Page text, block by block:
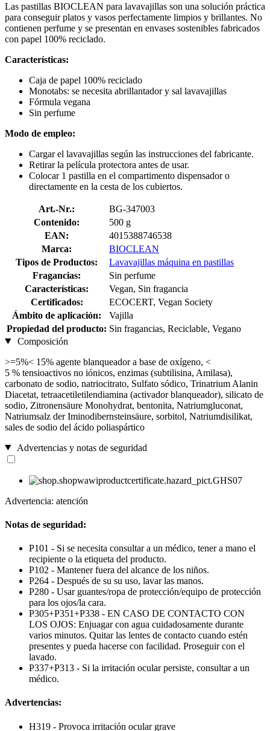
Las pastillas BIOCLEAN para lavavajillas son una solución práctica
para conseguir platos y vasos perfectamente limpios y brillantes. No
contienen perfume y se presentan en envases sostenibles fabricados
con papel 100% reciclado.
Características:
Caja de papel 100% reciclado
Monotabs: se necesita abrillantador y sal lavavajillas
Fórmula vegana
Sin perfume
Modo de empleo:
Cargar el lavavajillas según las instrucciones del fabricante.
Retirar la película protectora antes de usar.
Colocar 1 pastilla en el compartimento dispensador o
directamente en la cesta de los cubiertos.
Art.-Nr.:
BG-347003
Contenido:
500 g
EAN:
4015388746538
Marca:
BIOCLEAN
Tipos de Productos:
Lavavajillas máquina en pastillas
Fragancias:
Sin perfume
Características:
Vegan, Sin fragancia
Certificados:
ECOCERT, Vegan Society
Ámbito de aplicación:
Vajilla
Propiedad del producto: Sin fragancias, Reciclable, Vegano
Composición
>=5%< 15% agente blanqueador a base de oxígeno, <
5 % tensioactivos no iónicos, enzimas (subtilisina, Amilasa),
carbonato de sodio, natriocitrato, Sulfato sódico, Trinatrium Alanin
Diacetat, tetraacetiletilendiamina (activador blanqueador), silicato de
sodio, Zitronensäure Monohydrat, bentonita, Natriumgluconat,
Natriumsalz der Iminodibernsteinsäure, sorbitol, Natriumdisilikat,
sales de sodio del ácido poliaspártico
Advertencias y notas de seguridad
Advertencia: atención
Notas de seguridad:
P101 - Si se necesita consultar a un médico, tener a mano el
recipiente o la etiqueta del producto.
P102 - Mantener fuera del alcance de los niños.
P264 - Después de su su uso, lavar las manos.
P280 - Usar guantes/ropa de protección/equipo de protección
para los ojos/la cara.
P305+P351+P338 - EN CASO DE CONTACTO CON
LOS OJOS: Enjuagar con agua cuidadosamente durante
varios minutos. Quitar las lentes de contacto cuando estén
presentes y pueda hacerse con facilidad. Proseguir con el
lavado.
P337+P313 - Si la irritación ocular persiste, consultar a un
médico.
Advertencias:
H319 - Provoca irritación ocular grave